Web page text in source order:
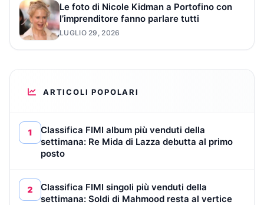
Le foto di Nicole Kidman a Portofino con
l’imprenditore fanno parlare tutti
LUGLIO 29, 2026
ARTICOLI POPOLARI
1
Classifica FIMI album più venduti della
settimana: Re Mida di Lazza debutta al primo
posto
2
Classifica FIMI singoli più venduti della
settimana: Soldi di Mahmood resta al vertice